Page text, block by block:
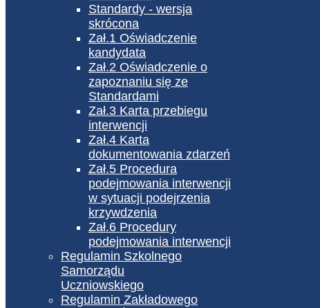
Standardy - wersja
skrócona
Zał.1 Oświadczenie
kandydata
Zał.2 Oświadczenie o
zapoznaniu się ze
Standardami
Zał.3 Karta przebiegu
interwencji
Zał.4 Karta
dokumentowania zdarzeń
Zał.5 Procedura
podejmowania interwencji
w sytuacji podejrzenia
krzywdzenia
Zał.6 Procedury
podejmowania interwencji
Regulamin Szkolnego
Samorządu
Uczniowskiego
Regulamin Zakładowego